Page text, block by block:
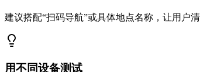
建议搭配“扫码导航”或具体地点名称，让用户
用不同设备测试